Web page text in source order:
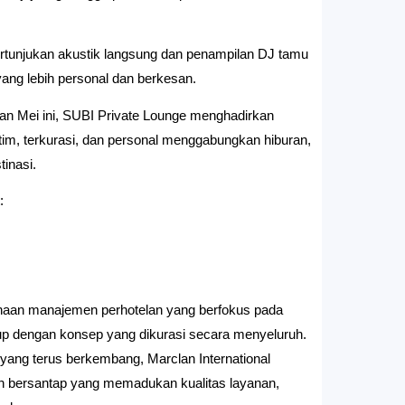
akustik langsung dan penampilan DJ tamu
lebih personal dan berkesan.
Mei ini, SUBI Private Lounge menghadirkan
terkurasi, dan personal menggabungkan hiburan,
manajemen perhotelan yang berfokus pada
dengan konsep yang dikurasi secara menyeluruh.
terus berkembang, Marclan International
bersantap yang memadukan kualitas layanan,